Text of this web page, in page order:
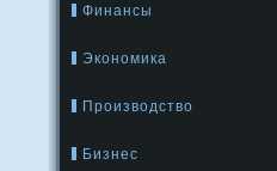
Финансы
Экономика
Производство
Бизнес